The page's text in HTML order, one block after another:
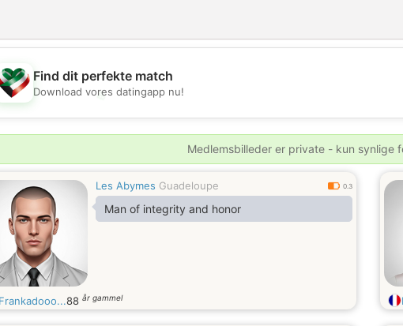
💖
💕
Find dit perfekte match
Download vores datingapp nu!
Medlemsbilleder er private - kun synlige
Les Abymes Guadeloupe 0.3
Man of integrity and honor
Frankadooo...88 år gammel